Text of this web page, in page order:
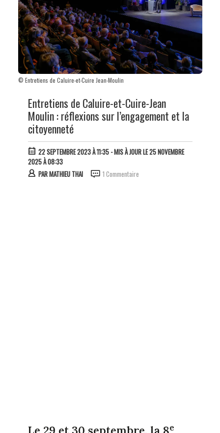
© Entretiens de Caluire-et-Cuire Jean-Moulin
Entretiens de Caluire-et-Cuire-Jean
Moulin : réflexions sur l’engagement et la
citoyenneté
22 SEPTEMBRE 2023 À 11:35- MIS À JOUR LE 25 NOVEMBRE
2025 À 08:33
PARMATHIEU THAI 1 Commentaire
e